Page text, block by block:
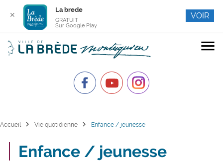
menu
Accueil chevron_right Vie quotidienne chevron_right Enfance / jeunesse
Enfance / jeunesse
✕
La brede
GRATUIT
Sur Google Play
VOIR